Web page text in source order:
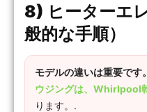
8) ヒーターエ
般的な手順）
モデルの違いは重要です
ウジングは、Whirlpool
ります。.